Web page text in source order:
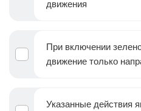
движения
При включении
движение только
Указанные действия